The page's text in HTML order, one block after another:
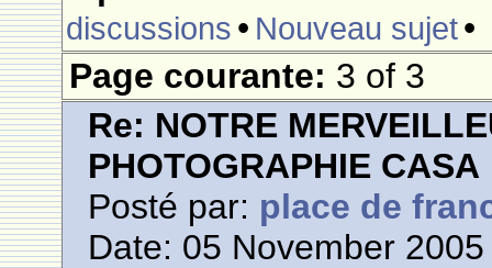
discussions • Nouveau sujet•
Page courante: 3 of 3
Re: NOTRE
PHOTOGRAPHIE CASA
Posté par: place de
Date: 05 November